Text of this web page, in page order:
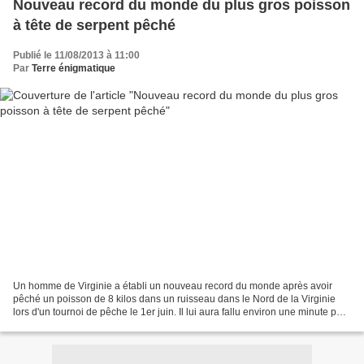
Nouveau record du monde du plus gros poisson
à tête de serpent pêché
Publié le 11/08/2013 à 11:00
Par Terre énigmatique
Un homme de Virginie a établi un nouveau record du monde après avoir
pêché un poisson de 8 kilos dans un ruisseau dans le Nord de la Virginie
lors d'un tournoi de pêche le 1er juin. Il lui aura fallu environ une minute pour